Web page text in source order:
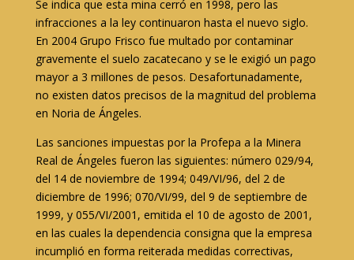
Se indica que esta mina cerró en 1998, pero las
infracciones a la ley continuaron hasta el nuevo siglo.
En 2004 Grupo Frisco fue multado por contaminar
gravemente el suelo zacatecano y se le exigió un pago
mayor a 3 millones de pesos. Desafortunadamente,
no existen datos precisos de la magnitud del problema
en Noria de Ángeles.
Las sanciones impuestas por la Profepa a la Minera
Real de Ángeles fueron las siguientes: número 029/94,
del 14 de noviembre de 1994; 049/VI/96, del 2 de
diciembre de 1996; 070/VI/99, del 9 de septiembre de
1999, y 055/VI/2001, emitida el 10 de agosto de 2001,
en las cuales la dependencia consigna que la empresa
incumplió en forma reiterada medidas correctivas,